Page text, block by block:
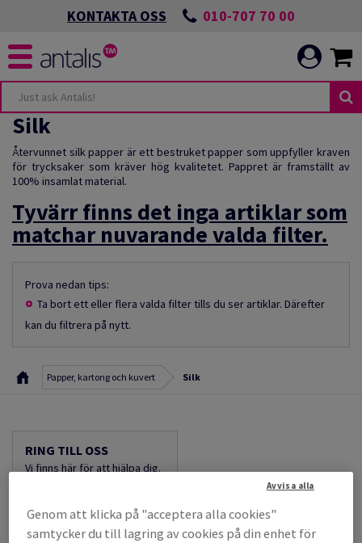
KONTAKTA OSS 010-707 70 00
Silk
Återvunnet silk papper är ett bestruket papper som uppfyller kraven
för trycksaker som kräver hög kvalitetet. Pappret är framställt av
100% insamlat material.
Tyvärr finns det inga artiklar som
matchar nuvarande valda filter.
Prova nedan tips:
Ta bort ett eller flera valda filter tills du ser artiklar. Därefter
kan du filtrera på nytt.
Papper, kartong och kuvert Silk
RING TILL OSS
Vi finns här för att hjälpa dig.
mån-fre 08:00-16:30
Genom att klicka på "acceptera alla cookies"
samtycker du till lagring av cookies på din enhet för
Avvisa alla